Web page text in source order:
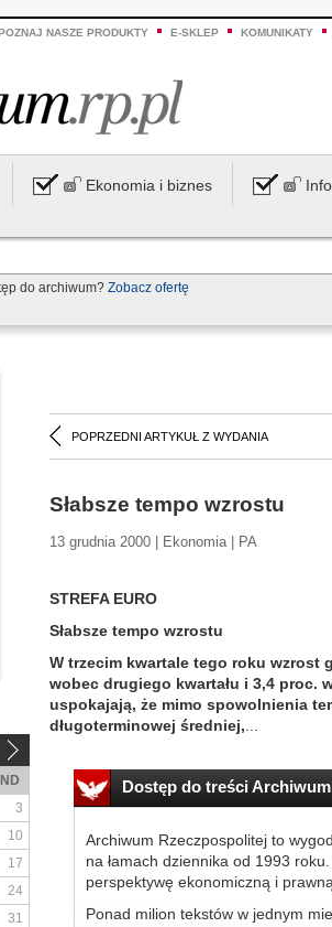
NASZE PRODUKTY E-SKLEP KOMUNIKATY
Ekonomia i biznes
do archiwum? Zobacz ofertę
POPRZEDNI ARTYKUŁ Z WYDANIA
Słabsze tempo wzrostu
13 grudnia 2000 | Ekonomia | PA
STREFA EURO
Słabsze tempo wzrostu
W trzecim kwartale tego roku wzrost
wobec drugiego kwartału i 3,4 proc.
uspokajają, że mimo spowolnienia
długoterminowej średniej,
Dostęp do treści
Archiwum Rzeczpospolitej to
na łamach dziennika od 1993
perspektywę ekonomiczną i prawną.
Ponad milion tekstów w jednym
ND
3
10
17
24
31